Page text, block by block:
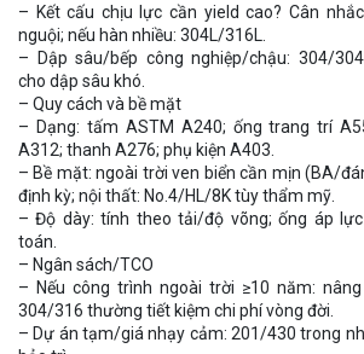
– Kết cấu chịu lực cần yield cao? Cân
nguội; nếu hàn nhiều: 304L/316L.
– Dập sâu/bếp công nghiệp/chậu: 304/
cho dập sâu khó.
– Quy cách và bề mặt
– Dạng: tấm ASTM A240; ống trang trí
A312; thanh A276; phụ kiện A403.
– Bề mặt: ngoài trời ven biển cần mịn (BA/
định kỳ; nội thất: No.4/HL/8K tùy thẩm mỹ.
– Độ dày: tính theo tải/độ võng; ống áp
toán.
– Ngân sách/TCO
– Nếu công trình ngoài trời ≥10 năm:
304/316 thường tiết kiệm chi phí vòng đời.
– Dự án tạm/giá nhạy cảm: 201/430 trong